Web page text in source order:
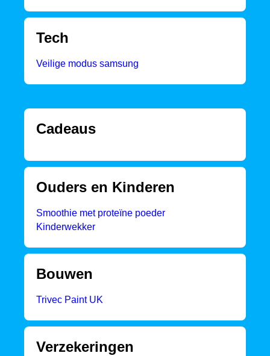
Tech
Veilige modus samsung
Cadeaus
Ouders en Kinderen
Smoothie met proteïne poeder
Kinderwekker
Bouwen
Trivec Paint UK
Verzekeringen